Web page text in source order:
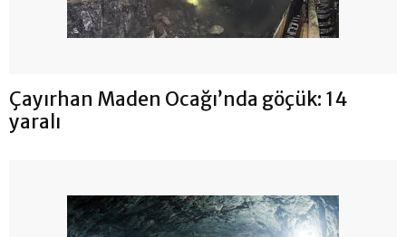
Çayırhan Maden Ocağı’nda göçük: 14
yaralı